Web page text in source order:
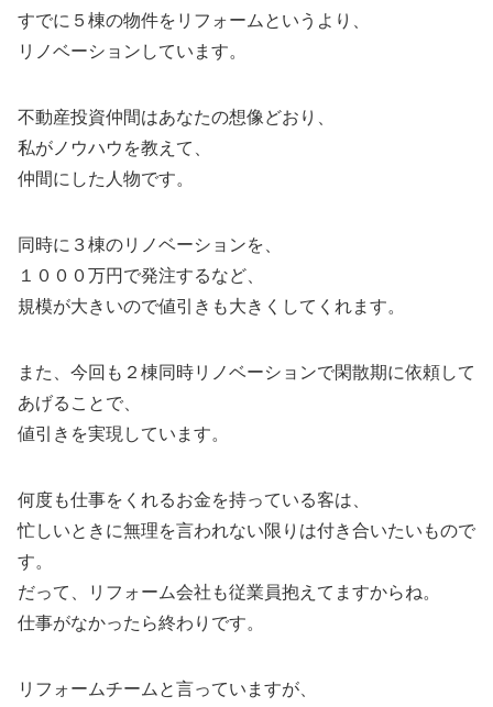
すでに５棟の物件をリフォームというより、
リノベーションしています。
不動産投資仲間はあなたの想像どおり、
私がノウハウを教えて、
仲間にした人物です。
同時に３棟のリノベーションを、
１０００万円で発注するなど、
規模が大きいので値引きも大きくしてくれます。
また、今回も２棟同時リノベーションで閑散期に依頼して
あげることで、
値引きを実現しています。
何度も仕事をくれるお金を持っている客は、
忙しいときに無理を言われない限りは付き合いたいもので
す。
だって、リフォーム会社も従業員抱えてますからね。
仕事がなかったら終わりです。
リフォームチームと言っていますが、